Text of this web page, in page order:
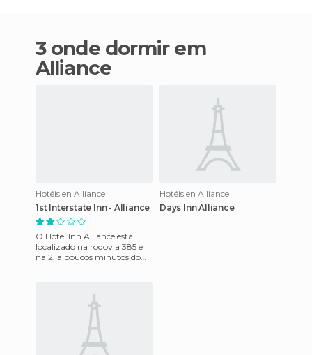
3 onde dormir em
Alliance
Hotéis en Alliance
1st Interstate Inn - Alliance
O Hotel Inn Alliance está
localizado na rodovia 385 e
na 2, a poucos minutos do
Hotéis en Alliance
Days Inn Alliance